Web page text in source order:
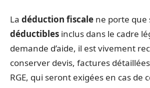
La déduction fiscale ne porte que
déductibles inclus dans le cadre
demande d’aide, il est vivement
conserver devis, factures
RGE, qui seront exigées en cas de